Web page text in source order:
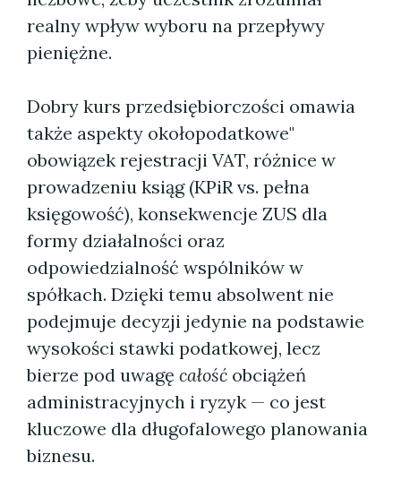
realny wpływ wyboru na przepływy
pieniężne.
Dobry kurs przedsiębiorczości omawia
także aspekty okołopodatkowe"
obowiązek rejestracji VAT, różnice w
prowadzeniu ksiąg (KPiR vs. pełna
księgowość), konsekwencje ZUS dla
formy działalności oraz
odpowiedzialność wspólników w
spółkach. Dzięki temu absolwent nie
podejmuje decyzji jedynie na podstawie
wysokości stawki podatkowej, lecz
bierze pod uwagę całość obciążeń
administracyjnych i ryzyk — co jest
kluczowe dla długofalowego planowania
biznesu.